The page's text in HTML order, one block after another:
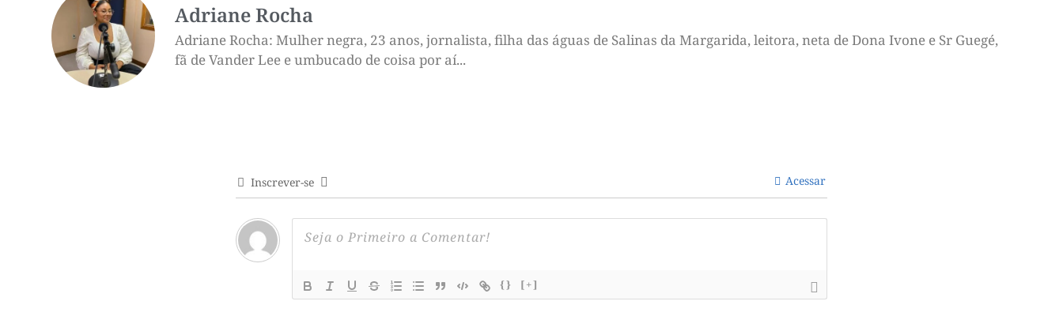
Adriane Rocha
Adriane Rocha: Mulher negra, 23 anos, jornalista, filha das águas de Salinas da Margarida, leitora, neta de Dona Ivone e Sr Guegé,
fã de Vander Lee e umbucado de coisa por aí...
Inscrever-se Acessar
{} [+]